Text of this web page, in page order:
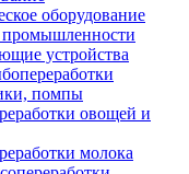
оборудование
устройства
помпы
овощей и
молока